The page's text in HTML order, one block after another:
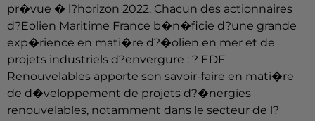
pr�vue � l?horizon 2022. Chacun des actionnaires
d?Eolien Maritime France b�n�ficie d?une grande
exp�rience en mati�re d?�olien en mer et de
projets industriels d?envergure : ? EDF
Renouvelables apporte son savoir-faire en mati�re
de d�veloppement de projets d?�nergies
renouvelables, notamment dans le secteur de l?